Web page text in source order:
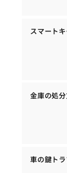
スマート
金庫の処
車の鍵ト